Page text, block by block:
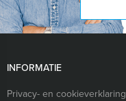
INFORMATIE
Privacy- en cookieverklaring